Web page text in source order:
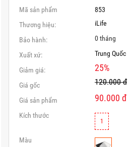
Mã sản phẩm
853
Thương hiệu:
iLife
Bảo hành: 0 tháng
Xuất xứ: Trung Quốc
Giảm giá: 25%
Giá gốc 120.000 đ
Giá sản phẩm 90.000 đ
Kích thước
1
Màu